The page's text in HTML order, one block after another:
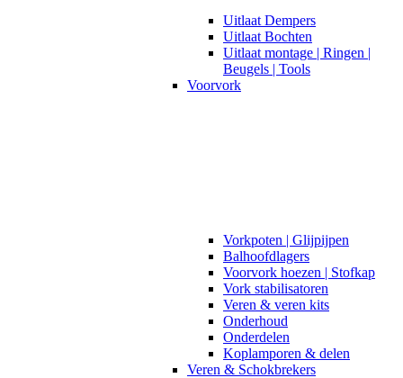
Uitlaat Dempers
Uitlaat Bochten
Uitlaat montage | Ringen |
Beugels | Tools
Voorvork
Vorkpoten | Glijpijpen
Balhoofdlagers
Voorvork hoezen | Stofkap
Vork stabilisatoren
Veren & veren kits
Onderhoud
Onderdelen
Koplamporen & delen
Veren & Schokbrekers